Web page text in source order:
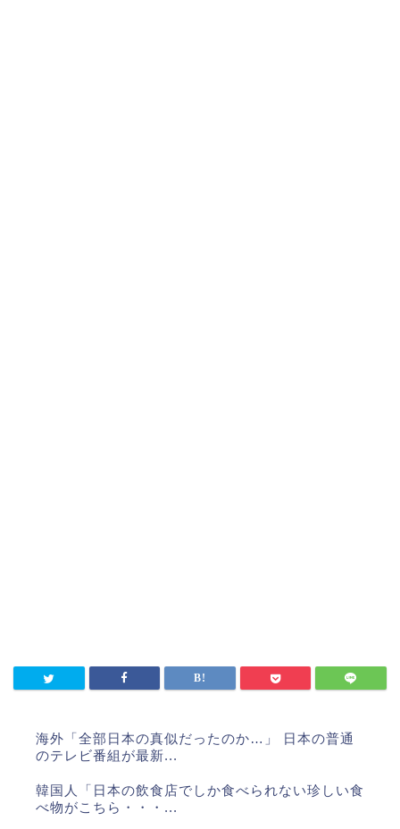
海外「全部日本の真似だったのか…」 日本の普通
のテレビ番組が最新...
韓国人「日本の飲食店でしか食べられない珍しい食
べ物がこちら・・・...